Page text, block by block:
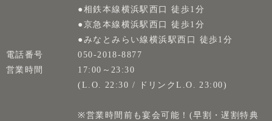
●相鉄本線横浜駅西口 徒歩1分
●京急本線横浜駅西口 徒歩1分
●みなとみらい線横浜駅西口 徒歩1分
電話番号
050-2018-8877
営業時間
17:00～23:30
(L.O. 22:30 / ドリンクL.O. 23:00)
※営業時間前も宴会可能！(早割・遅割特典